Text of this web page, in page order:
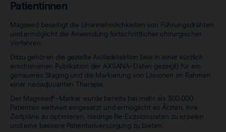
Patientinnen
Magseed beseitigt die Unannehmlichkeiten von Führungsdrähten
und ermöglicht die Anwendung fortschrittlicher chirurgischer
Verfahren.
Dazu gehören die gezielte Axilladetektion (wie in einer kürzlich
erschienenen Publikation der AXSANA–Daten gezeigt) für ein
genaueres Staging und die Markierung von Läsionen im Rahmen
einer neoadjuvanten Therapie.
Der Magseed®–Marker wurde bereits bei mehr als 300.000
Patienten weltweit eingesetzt und ermöglicht es Ärzten, ihre
Zeitpläne zu optimieren, niedrige Re-Exzisionsraten zu erzielen
und eine bessere Patientenversorgung zu bieten.